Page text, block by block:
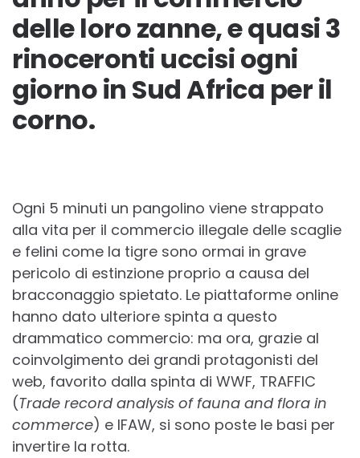
delle loro zanne, e quasi 3
rinoceronti uccisi ogni
giorno in Sud Africa per il
corno.
Ogni 5 minuti un pangolino viene strappato
alla vita per il commercio illegale delle scaglie
e felini come la tigre sono ormai in grave
pericolo di estinzione proprio a causa del
bracconaggio spietato. Le piattaforme online
hanno dato ulteriore spinta a questo
drammatico commercio: ma ora, grazie al
coinvolgimento dei grandi protagonisti del
web, favorito dalla spinta di WWF, TRAFFIC
(Trade record analysis of fauna and flora in
commerce) e IFAW, si sono poste le basi per
invertire la rotta.